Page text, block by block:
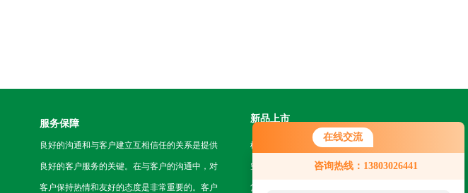
在线交流
咨询热线：13803026441
服务保障
良好的沟通和与客户建立互相信任的关系是提供
良好的客户服务的关键。在与客户的沟通中，对
客户保持热情和友好的态度是非常重要的。客户
新品上市
机房挂轨机器人
空地一体智能巡检系统
复合型作业机器人